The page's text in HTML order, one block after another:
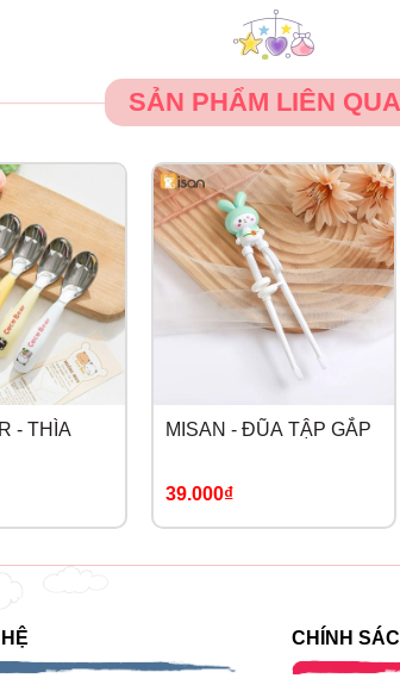
SẢN PHẨM LIÊN
- THÌA
MISAN - ĐŨA TẬP GẮP
39.000₫
CHÍNH